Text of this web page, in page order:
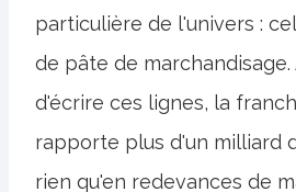
particulière de l'univers :
de pâte de
d'écrire ces lignes, la
rapporte plus d'un milliard
rien qu'en redevances de